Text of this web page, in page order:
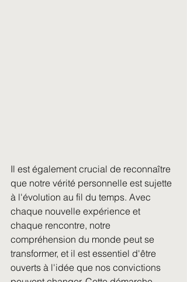
Il est également crucial de reconnaître
que notre vérité personnelle est sujette
à l'évolution au fil du temps. Avec
chaque nouvelle expérience et
chaque rencontre, notre
compréhension du monde peut se
transformer, et il est essentiel d'être
ouverts à l'idée que nos convictions